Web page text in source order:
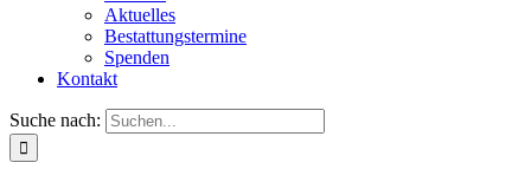
Aktuelles
Bestattungstermine
Spenden
Kontakt
Suche nach: